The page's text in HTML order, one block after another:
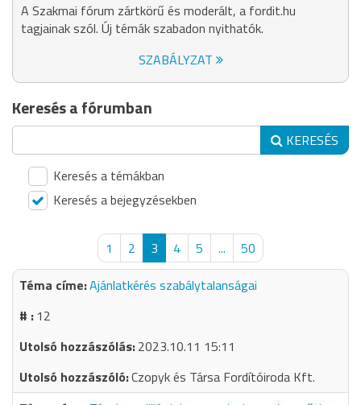
A Szakmai fórum zártkörű és moderált, a fordit.hu
tagjainak szól. Új témák szabadon nyithatók.
SZABÁLYZAT
Keresés a fórumban
KERESÉS
Keresés a témákban
Keresés a bejegyzésekben
1 2 3 4 5 ...
50
Ajánlatkérés szabálytalanságai
12
2023.10.11 15:11
Czopyk és Társa Fordítóiroda Kft.